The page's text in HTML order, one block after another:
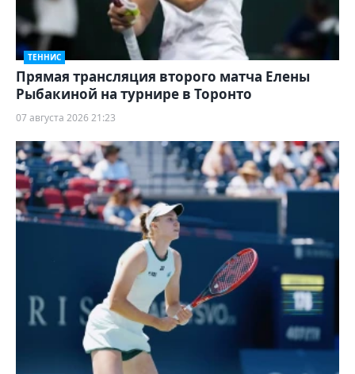
ТЕННИС
Прямая трансляция второго матча Елены
Рыбакиной на турнире в Торонто
07 августа 2026 21:23